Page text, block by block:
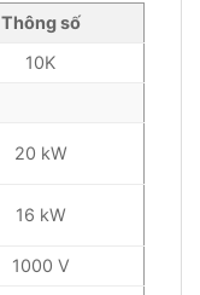
Thông số
10K
20 kW
16 kW
1000 V